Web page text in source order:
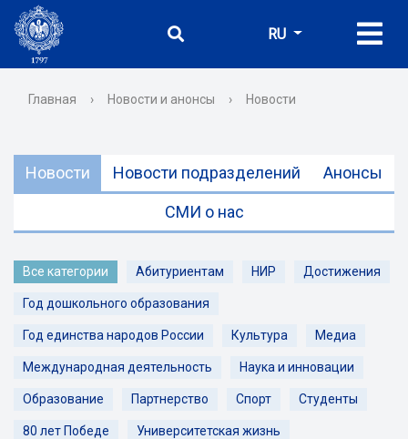
RU
Главная › Новости и анонсы › Новости
Новости Новости подразделений Анонсы
СМИ о нас
Все категории Абитуриентам НИР Достижения
Год дошкольного образования
Год единства народов России Культура Медиа
Международная деятельность Наука и инновации
Образование Партнерство Спорт Студенты
80 лет Победе Университетская жизнь